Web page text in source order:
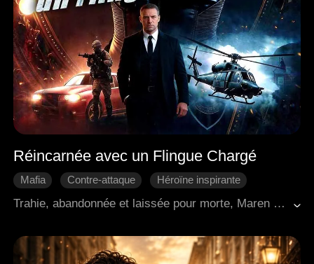
Réincarnée avec un Flingue Chargé
Mafia Contre-attaque
Héroïne inspirante
Militaire
Trahie, abandonnée et laissée pour morte, Maren Morgan réincarne avec le pouvoir des ténèbres. Elle rompt ses fiançailles, écrase ses ennemis, récupère son héritage familial et reprend le trône de l'empire criminel mondial qui lui revient de droit. Personne ne perçoit sa véritable force, jusqu'à ce qu'elle leur fasse regretter chaque trahison.